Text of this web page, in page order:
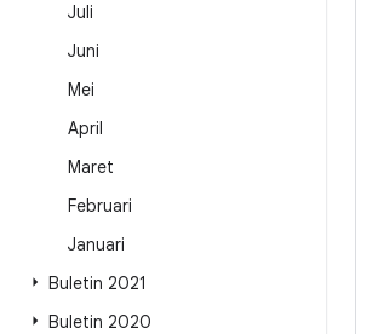
Juli
Juni
Mei
April
Maret
Februari
Januari
Buletin 2021
Buletin 2020